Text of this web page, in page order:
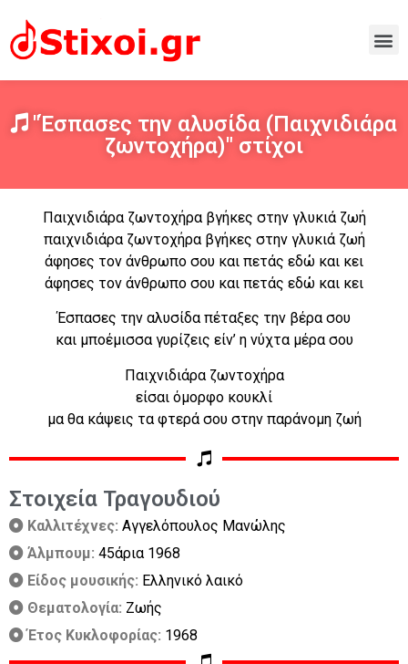
"Έσπασες την αλυσίδα (Παιχνιδιάρα
ζωντοχήρα)" στίχοι
Παιχνιδιάρα ζωντοχήρα βγήκες στην γλυκιά ζωή
παιχνιδιάρα ζωντοχήρα βγήκες στην γλυκιά ζωή
άφησες τον άνθρωπο σου και πετάς εδώ και κει
άφησες τον άνθρωπο σου και πετάς εδώ και κει
Έσπασες την αλυσίδα πέταξες την βέρα σου
και μποέμισσα γυρίζεις είν’ η νύχτα μέρα σου
Παιχνιδιάρα ζωντοχήρα
είσαι όμορφο κουκλί
μα θα κάψεις τα φτερά σου στην παράνομη ζωή
Στοιχεία Τραγουδιού
Καλλιτέχνες: Αγγελόπουλος Μανώλης
Άλμπουμ: 45άρια 1968
Είδος μουσικής: Ελληνικό λαικό
Θεματολογία: Ζωής
Έτος Κυκλοφορίας: 1968